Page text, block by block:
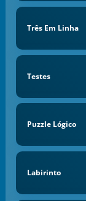
Três Em Linha
Testes
Puzzle Lógico
Labirinto